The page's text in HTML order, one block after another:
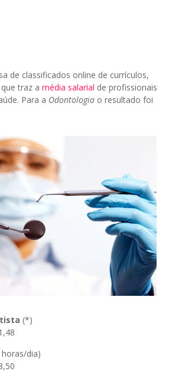
de classificados online de currículos,
traz a média salarial de profissionais
Para a Odontologia o resultado foi
(*)
dia)